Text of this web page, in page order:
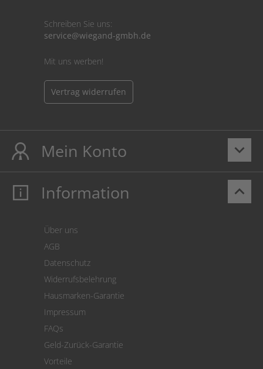
Schreiben Sie uns:
service@wiegand-gmbh.de
Mit uns werben!
Vertrag widerrufen
keyboard_arrow_down
Mein Konto
Mein Konto
Cookie Einstellungen
keyboard_arrow_up
Information
Über uns
AGB
Datenschutz
Widerrufsbelehrung
Hausmarken-Garantie
Impressum
FAQs
Geld-Zurück-Garantie
Vorteile